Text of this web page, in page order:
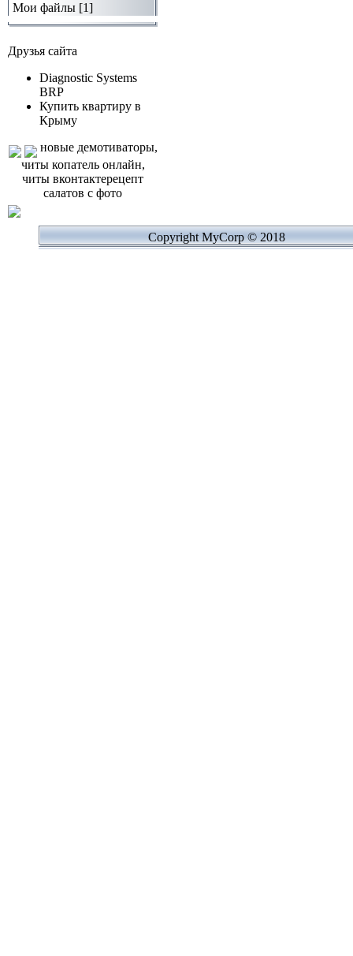
Мои файлы [1]
Друзья сайта
Diagnostic Systems
BRP
Купить квартиру в
Крыму
новые демотиваторы,
читы копатель онлайн,
читы вконтактерецепт
салатов с фото
Copyright MyCorp © 2018